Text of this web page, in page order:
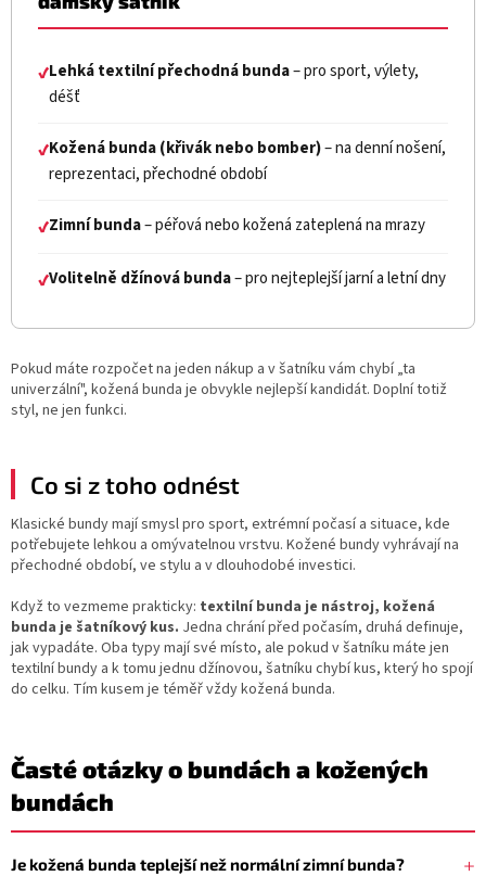
✔Lehká textilní přechodná bunda– pro sport, výlety,
déšť
✔Kožená bunda (křivák nebo bomber)– na denní nošení,
reprezentaci, přechodné období
✔Zimní bunda– péřová nebo kožená zateplená na mrazy
✔Volitelně džínová bunda– pro nejteplejší jarní a letní dny
Pokud máte rozpočet na jeden nákup a v šatníku vám chybí „ta
univerzální", kožená bunda je obvykle nejlepší kandidát. Doplní totiž
styl, ne jen funkci.
Co si z toho odnést
Klasické bundy mají smysl pro sport, extrémní počasí a situace, kde
potřebujete lehkou a omývatelnou vrstvu. Kožené bundy vyhrávají na
přechodné období, ve stylu a v dlouhodobé investici.
Když to vezmeme prakticky: textilní bunda je nástroj, kožená
bunda je šatníkový kus. Jedna chrání před počasím, druhá definuje,
jak vypadáte. Oba typy mají své místo, ale pokud v šatníku máte jen
textilní bundy a k tomu jednu džínovou, šatníku chybí kus, který ho spojí
do celku. Tím kusem je téměř vždy kožená bunda.
Časté otázky o bundách a kožených
bundách
Je kožená bunda teplejší než normální zimní bunda?